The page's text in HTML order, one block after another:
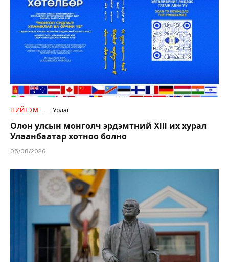
НИЙГЭМ Урлаг
Олон улсын монголч эрдэмтний XIII их хурал
Улаанбаатар хотноо болно
05/08/2026